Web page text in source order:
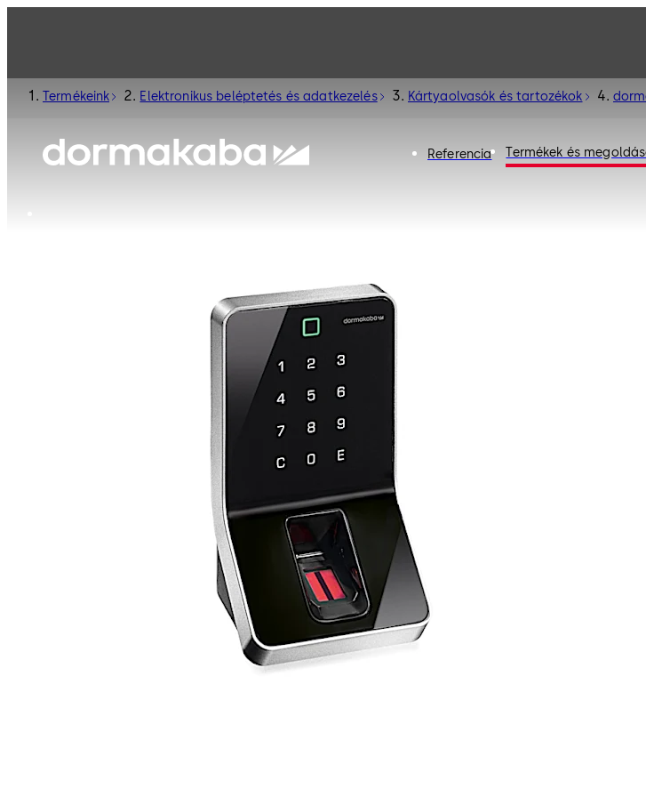
Referencia Termékek és
Termékeink Elektronikus beléptetés és adatkezelés Kártyaolvasók és tartozékok